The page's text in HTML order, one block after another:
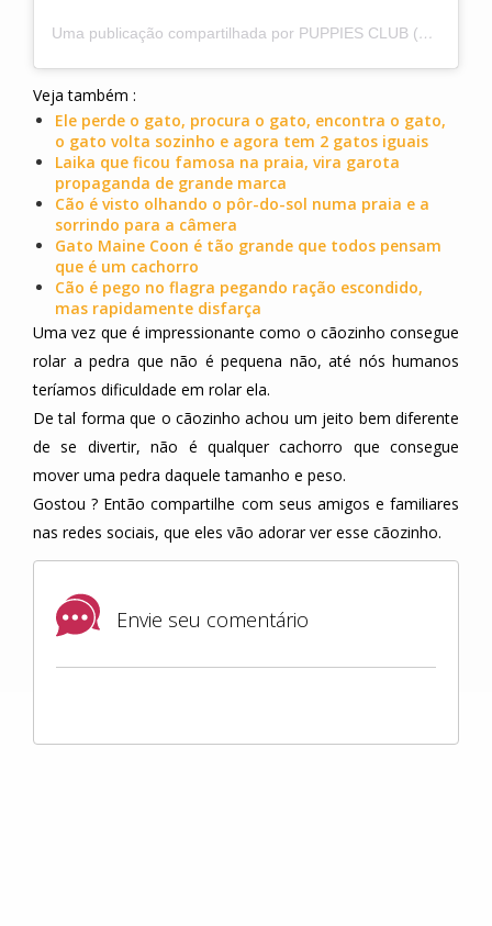
Uma publicação compartilhada por PUPPIES CLUB (@puppies.club)
Veja também :
Ele perde o gato, procura o gato, encontra o gato,
o gato volta sozinho e agora tem 2 gatos iguais
Laika que ficou famosa na praia, vira garota
propaganda de grande marca
Cão é visto olhando o pôr-do-sol numa praia e a
sorrindo para a câmera
Gato Maine Coon é tão grande que todos pensam
que é um cachorro
Cão é pego no flagra pegando ração escondido,
mas rapidamente disfarça
Uma vez que é impressionante como o cãozinho consegue
rolar a pedra que não é pequena não, até nós humanos
teríamos dificuldade em rolar ela.
De tal forma que o cãozinho achou um jeito bem diferente
de se divertir, não é qualquer cachorro que consegue
mover uma pedra daquele tamanho e peso.
Gostou ? Então compartilhe com seus amigos e familiares
nas redes sociais, que eles vão adorar ver esse cãozinho.
Envie seu comentário